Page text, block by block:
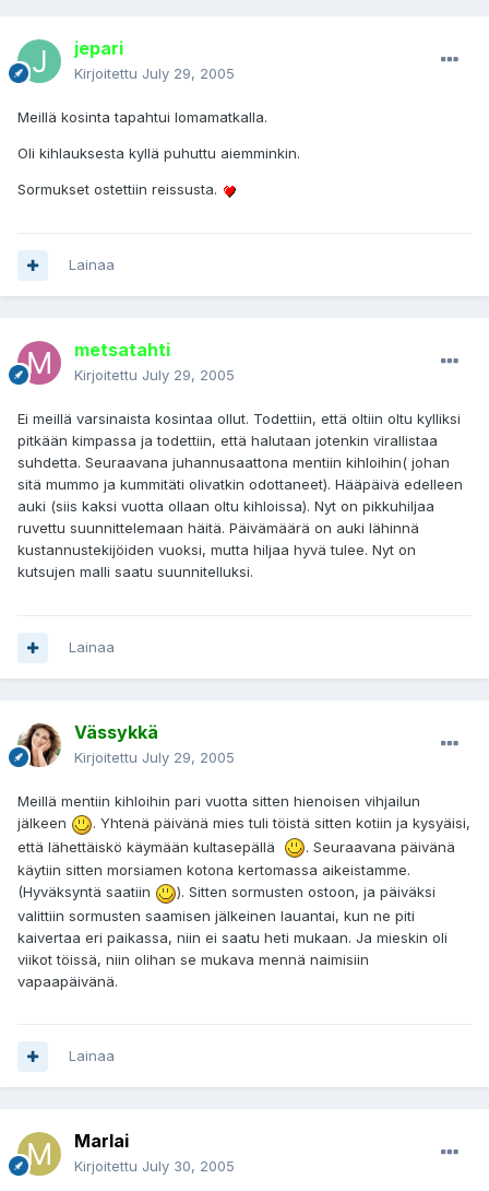
jepari
Kirjoitettu July 29, 2005
Meillä kosinta tapahtui lomamatkalla.
Oli kihlauksesta kyllä puhuttu aiemminkin.
Sormukset ostettiin reissusta.
Lainaa
metsatahti
Kirjoitettu July 29, 2005
Ei meillä varsinaista kosintaa ollut. Todettiin, että oltiin oltu kylliksi
pitkään kimpassa ja todettiin, että halutaan jotenkin virallistaa
suhdetta. Seuraavana juhannusaattona mentiin kihloihin( johan
sitä mummo ja kummitäti olivatkin odottaneet). Hääpäivä edelleen
auki (siis kaksi vuotta ollaan oltu kihloissa). Nyt on pikkuhiljaa
ruvettu suunnittelemaan häitä. Päivämäärä on auki lähinnä
kustannustekijöiden vuoksi, mutta hiljaa hyvä tulee. Nyt on
kutsujen malli saatu suunnitelluksi.
Lainaa
Vässykkä
Kirjoitettu July 29, 2005
Meillä mentiin kihloihin pari vuotta sitten hienoisen vihjailun
jälkeen
. Yhtenä päivänä mies tuli töistä sitten kotiin ja kysyäisi,
että lähettäiskö käymään kultasepällä
. Seuraavana päivänä
käytiin sitten morsiamen kotona kertomassa aikeistamme.
(Hyväksyntä saatiin
). Sitten sormusten ostoon, ja päiväksi
valittiin sormusten saamisen jälkeinen lauantai, kun ne piti
kaivertaa eri paikassa, niin ei saatu heti mukaan. Ja mieskin oli
viikot töissä, niin olihan se mukava mennä naimisiin
vapaapäivänä.
Lainaa
Marlai
Kirjoitettu July 30, 2005